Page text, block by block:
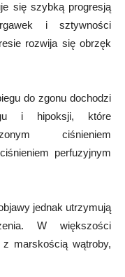
się szybką progresją
i sztywności
rozwija się obrzęk
do zgonu dochodzi
i hipoksji, które
ciśnieniem
perfuzyjnym
jednak utrzymują
W większości
marskością wątroby,